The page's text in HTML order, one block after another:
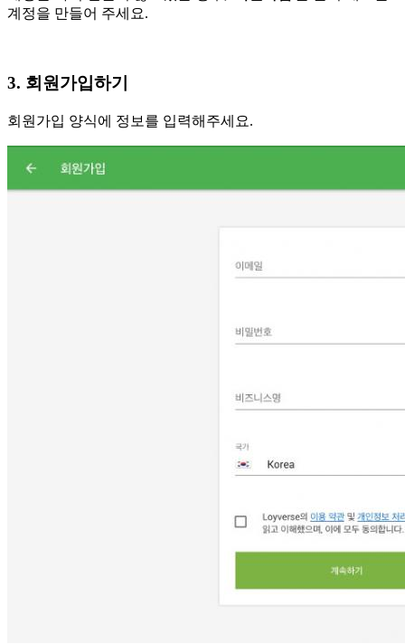
계정을 만들어 주세요.
3. 회원가입하기
회원가입 양식에 정보를 입력해주세요.